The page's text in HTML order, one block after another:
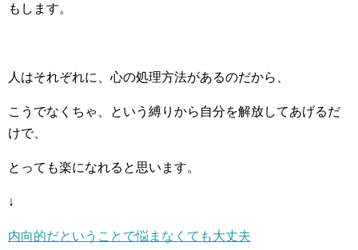
もします。
人はそれぞれに、心の処理方法があるのだから、
こうでなくちゃ、という縛りから自分を解放してあげるだ
けで、
とっても楽になれると思います。
↓
内向的だということで悩まなくても大丈夫